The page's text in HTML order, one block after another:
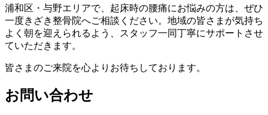
浦和区・与野エリアで、起床時の腰痛にお悩みの方は、ぜひ
一度きざき整骨院へご相談ください。地域の皆さまが気持ち
よく朝を迎えられるよう、スタッフ一同丁寧にサポートさせ
ていただきます。
皆さまのご来院を心よりお待ちしております。
お問い合わせ